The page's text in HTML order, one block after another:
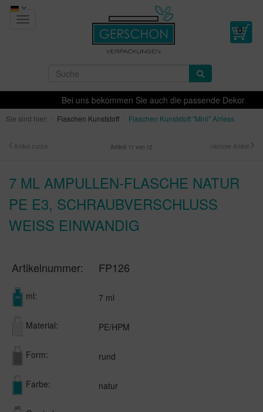
Toggle
Bei uns bekommen Sie auch die passende
Sie sind hier: Flaschen Kunststoff Flaschen Kunststoff "Mini" Airless
Artikel zurück Artikel 11 von 12 nächster Artikel
7 ML AMPULLEN-FLASCHE NATUR
PE E3, SCHRAUBVERSCHLUSS
WEISS EINWANDIG
Artikelnummer: FP126
ml: 7 ml
Material: PE/HPM
Form: rund
Farbe: natur